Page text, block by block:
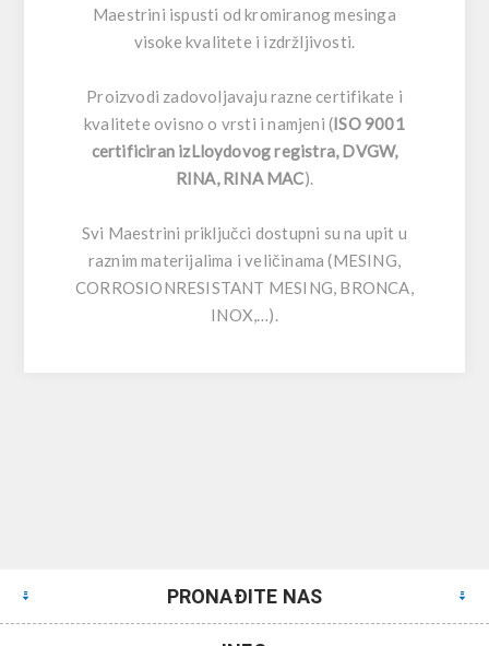
Maestrini ispusti od kromiranog mesinga
visoke kvalitete i izdržljivosti.
Proizvodi zadovoljavaju razne certifikate i
kvalitete ovisno o vrsti i namjeni (ISO 9001
certificiran izLloydovog registra, DVGW,
RINA, RINA MAC).
Svi Maestrini priključci dostupni su na upit u
raznim materijalima i veličinama (MESING,
CORROSIONRESISTANT MESING, BRONCA,
INOX,…).
PRONAĐITE NAS